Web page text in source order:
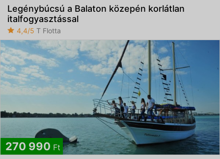
Legénybúcsú a Balaton közepén korlátlan
italfogyasztással
4,4/5 T Flotta
270 990 Ft